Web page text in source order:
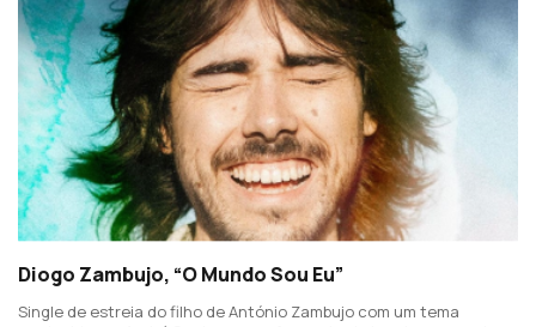
Diogo Zambujo, “O Mundo Sou Eu”
Single de estreia do filho de António Zambujo com um tema